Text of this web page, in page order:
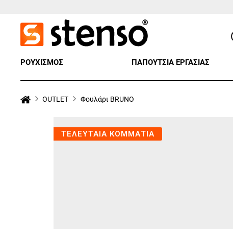
ΡΟΥΧΙΣΜΟΣ ΠΑΠΟΥΤΣΙΑ ΕΡΓΑΣΙΑΣ
OUTLET Φουλάρι BRUNO
ΤΕΛΕΥΤΑΙΑ ΚΟΜΜΑΤΙΑ